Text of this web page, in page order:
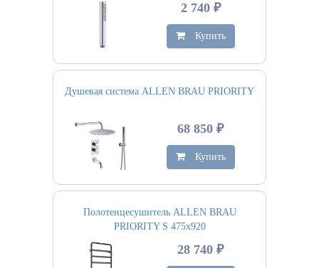
2 740 ₽
Купить
Душевая система ALLEN BRAU PRIORITY
68 850 ₽
Купить
Полотенцесушитель ALLEN BRAU
PRIORITY S 475х920
28 740 ₽